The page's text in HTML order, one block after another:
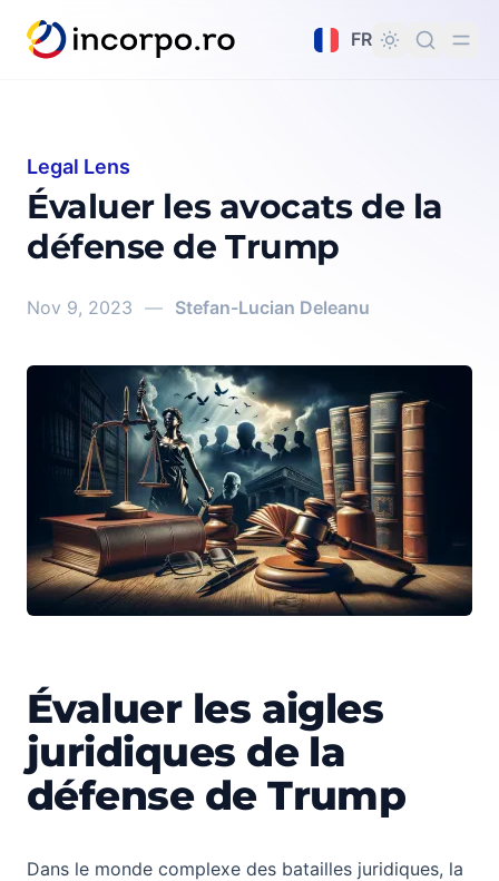
principal
FR
Legal Lens
Évaluer les avocats de la
défense de Trump
Nov 9, 2023 — Stefan-Lucian Deleanu
Évaluer les avocats de la défense de Trump
Évaluer les aigles
juridiques de la
défense de Trump
Dans le monde complexe des batailles juridiques, la